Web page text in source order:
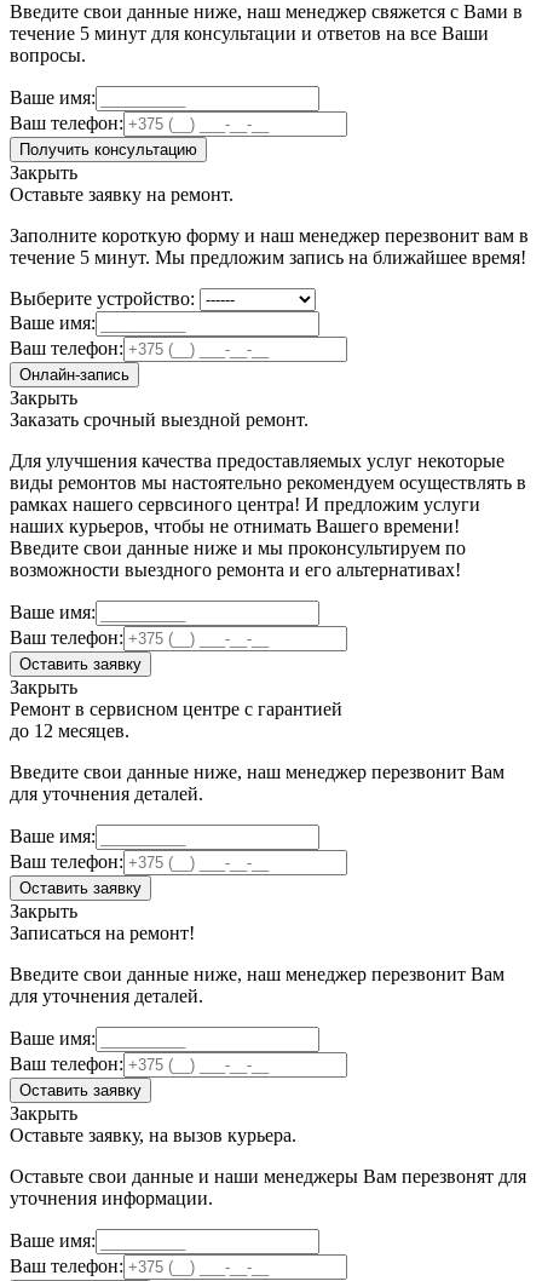
Введите свои данные ниже, наш менеджер свяжется с Вами в
течение 5 минут для консультации и ответов на все Ваши
вопросы.
Ваше имя:
Ваш телефон:
Получить консультацию
Закрыть
Оставьте заявку на ремонт.
Заполните короткую форму и наш менеджер перезвонит вам в
течение 5 минут. Мы предложим запись на ближайшее время!
Выберите устройство:
Ваше имя:
Ваш телефон:
Онлайн-запись
Закрыть
Заказать срочный выездной ремонт.
Для улучшения качества предоставляемых услуг некоторые
виды ремонтов мы настоятельно рекомендуем осуществлять в
рамках нашего сервсиного центра! И предложим услуги
наших курьеров, чтобы не отнимать Вашего времени!
Введите свои данные ниже и мы проконсультируем по
возможности выездного ремонта и его альтернативах!
Ваше имя:
Ваш телефон:
Оставить заявку
Закрыть
Ремонт в сервисном центре с гарантией
до 12 месяцев.
Введите свои данные ниже, наш менеджер перезвонит Вам
для уточнения деталей.
Ваше имя:
Ваш телефон:
Оставить заявку
Закрыть
Записаться на ремонт!
Введите свои данные ниже, наш менеджер перезвонит Вам
для уточнения деталей.
Ваше имя:
Ваш телефон:
Оставить заявку
Закрыть
Оставьте заявку, на вызов курьера.
Оставьте свои данные и наши менеджеры Вам перезвонят для
уточнения информации.
Ваше имя:
Ваш телефон: